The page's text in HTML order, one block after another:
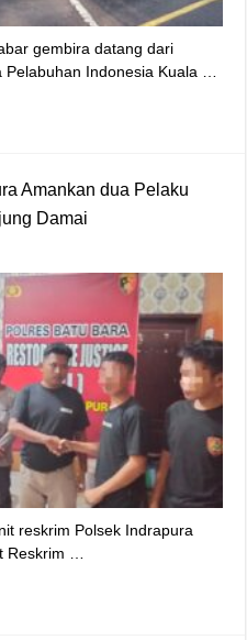
gembira datang dari
Indonesia Kuala …
Amankan dua Pelaku
Damai
reskrim Polsek Indrapura
Reskrim …